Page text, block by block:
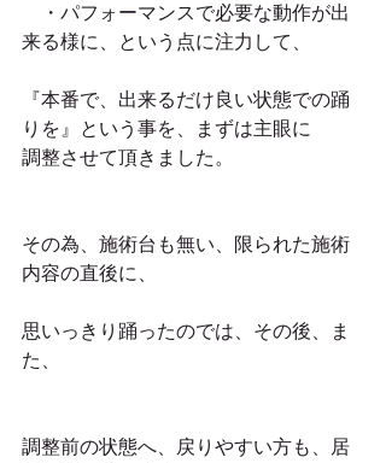
・パフォーマンスで必要な動作が出
来る様に、という点に注力して、
『本番で、出来るだけ良い状態での踊
りを』という事を、まずは主眼に
調整させて頂きました。
その為、施術台も無い、限られた施術
内容の直後に、
思いっきり踊ったのでは、その後、ま
た、
調整前の状態へ、戻りやすい方も、居